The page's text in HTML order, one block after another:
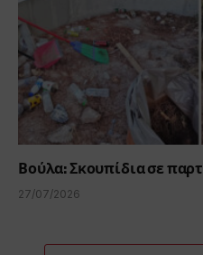
Βούλα: Σκουπίδια σε
27/07/2026